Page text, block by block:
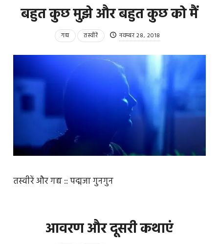
बहुत कुछ मुझे और बहुत कुछ को मैं
गद्य तस्वीरें नवम्बर 28, 2018
तस्वीरें और गद्य :: पद्मजा गुनगुन
आवरण और दूसरी कथाएं